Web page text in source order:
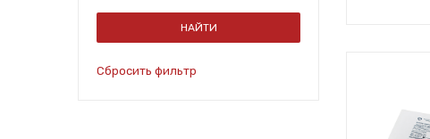
ТУ 3441-091-36438019-2015
Сбросить фильтр